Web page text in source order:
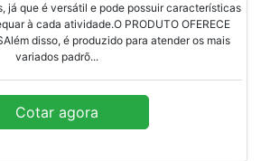
já que é versátil e pode possuir características
à cada atividade.O PRODUTO OFERECE
disso, é produzido para atender os mais
variados padrõ...
Cotar agora